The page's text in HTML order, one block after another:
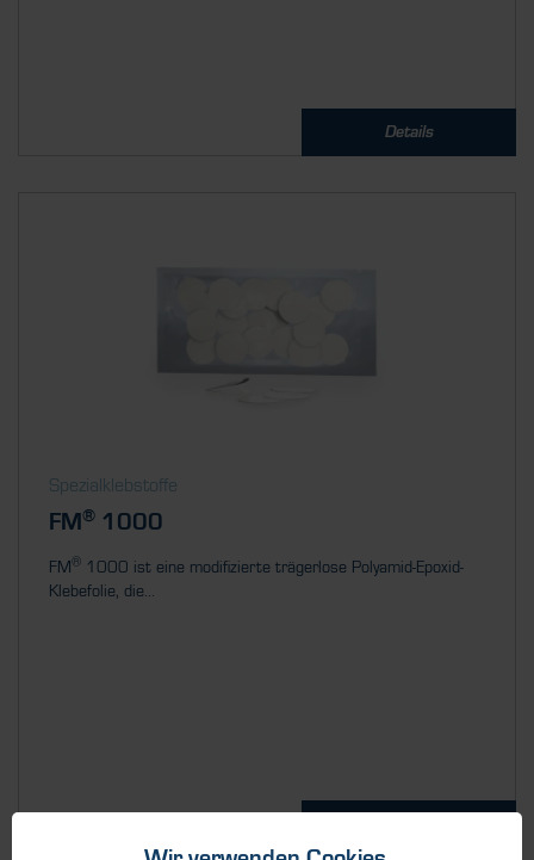
Details
Spezialklebstoffe
FM® 1000
FM® 1000 ist eine modifizierte trägerlose Polyamid-Epoxid-
Klebefolie, die...